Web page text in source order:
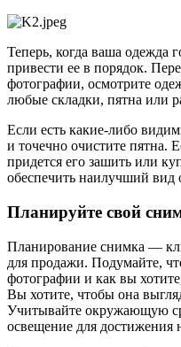
Теперь, когда ваша одежда
привести ее в порядок.
фотографии, осмотрите
любые складки, пятна или
Если есть какие-либо
и точечно очистите пятна.
придется его зашить или
обеспечить наилучший
Планируйте свой
Планирование снимка —
для продажи. Подумайте,
фотографии и как вы
Вы хотите, чтобы она
Учитывайте окружающую
освещение для достижения